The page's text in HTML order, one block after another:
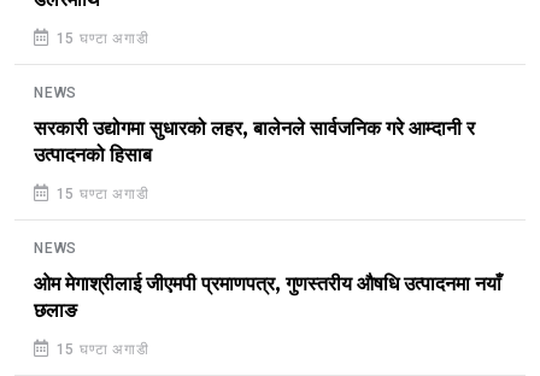
15 घण्टा अगाडी
NEWS
सरकारी उद्योगमा सुधारको लहर, बालेनले सार्वजनिक गरे आम्दानी र
उत्पादनको हिसाब
15 घण्टा अगाडी
NEWS
ओम मेगाश्रीलाई जीएमपी प्रमाणपत्र, गुणस्तरीय औषधि उत्पादनमा नयाँ
छलाङ
15 घण्टा अगाडी